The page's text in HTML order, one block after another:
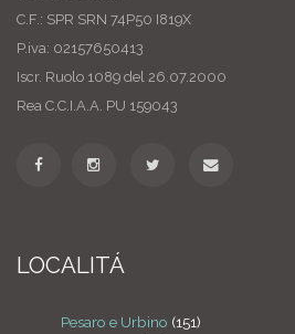
C.F.: SPR SRN 74P50 I819X
P.iva: 02157650413
Iscr. Ruolo 1089 del 26.07.2000
Rea C.C.I.A.A. PU 159043
LOCALITÁ
Pesaro e Urbino (151)